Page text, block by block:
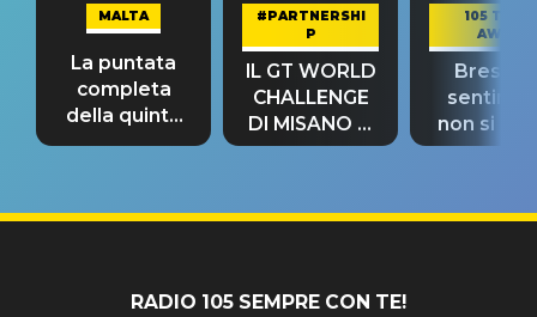
MALTA
La puntata
completa
della quinta
tappa
#PARTNERSHI
P
IL GT WORLD
CHALLENGE
DI MISANO si
riconferma
105 TAKE
AWAY
Bresh:
non si
fino alla
RADIO 105 SEMPRE CON TE!